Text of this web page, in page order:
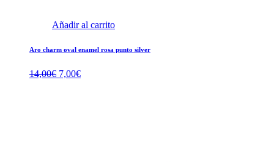
Añadir al carrito
Aro charm oval enamel rosa punto silver
14,00€ El
7,00€El